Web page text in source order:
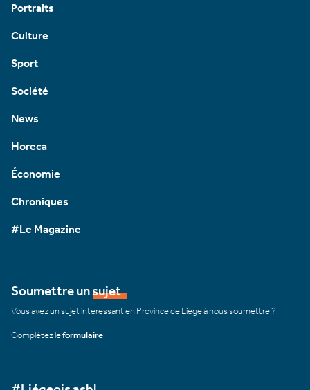
Portraits
Culture
Sport
Société
News
Horeca
Économie
Chroniques
#Le Magazine
Soumettre un sujet
Vous avez un sujet intéressant en Province de Liège à nous soumettre ?
Complétez leformulaire